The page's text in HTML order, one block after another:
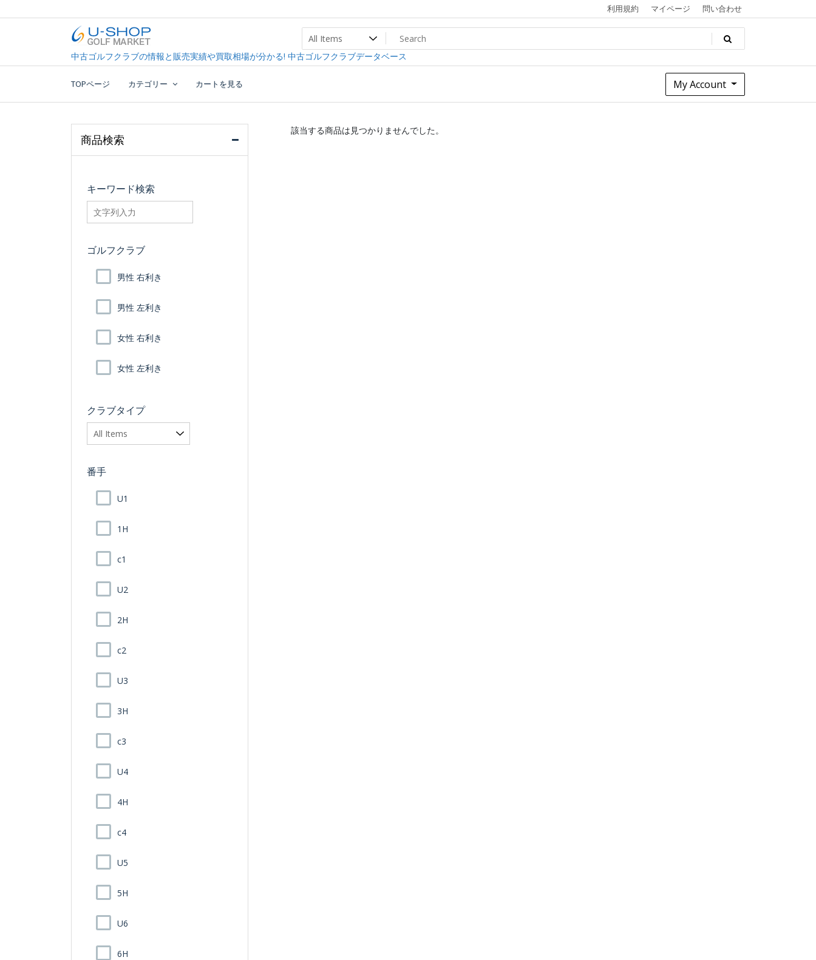
to
利用規約 マイページ 問い合わせ
U-SHOP Golf Market dev
中古ゴルフクラブ最大級！U-SHOPゴルフマーケット
中古ゴルフクラブの情報と販売実績や買取相場が分かる! 中古ゴルフクラブデータベース
TOPページ カテゴリー カートを見る My Account
該当する商品は見つかりませんでした。
商品検索
キーワード検索
searchfilter_pro
ゴルフクラブ
男性 右利き
男性 左利き
女性 右利き
女性 左利き
クラブタイプ
番手
U1
1H
c1
U2
2H
c2
U3
3H
c3
U4
4H
c4
U5
5H
U6
6H